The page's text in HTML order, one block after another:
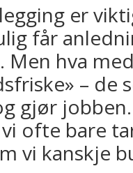
er
får
Men hva
– de
gjør
ofte bare
vi kanskje